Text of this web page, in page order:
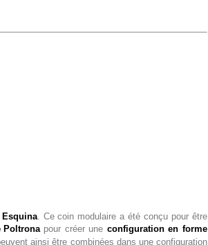
Esquina. Ce coin modulaire a été conçu pour être
Poltronapour créer une configuration en forme
ainsi être combinées dans une configuration